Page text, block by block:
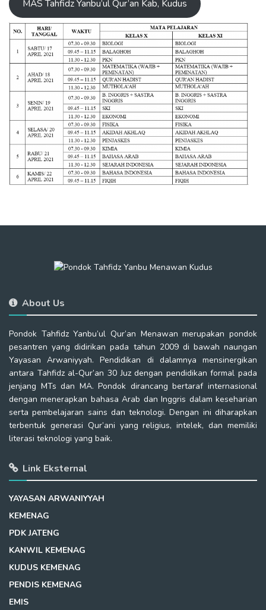
MAS Tahfidz Yanbu’ul Qur’an Kab, Kudus
About Us
Pondok Tahfidz Yanbu’ul Qur’an Menawan merupakan pondok
pesantren yang didirikan pada tahun 2009 di bawah naungan
Yayasan Arwaniyyah. Pendidikan di dalamnya mensinergikan
antara Tahfidz al-Qur’an 30 Juz dengan pendidikan formal pada
jenjang MTs dan MA. Pondok dirancang bertaraf internasional
dengan menerapkan bahasa Arab dan Inggris dalam keseharian
serta pembelajaran sains dan teknologi. Dengan ini diharapkan
terbentuk generasi Qur’ani yang religius, intelek, dan memiliki
literasi teknologi yang baik.
Link Eksternal
YAYASAN ARWANIYYAH
KEMENAG
PDK JATENG
KANWIL KEMENAG
KUDUS KEMENAG
PENDIS KEMENAG
EMIS